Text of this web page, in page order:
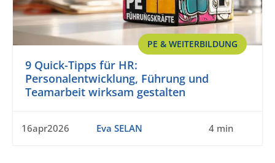
PE & WEITERBILDUNG
9 Quick-Tipps für HR:
Personalentwicklung, Führung und
Teamarbeit wirksam gestalten
16apr2026 Eva SELAN 4 min